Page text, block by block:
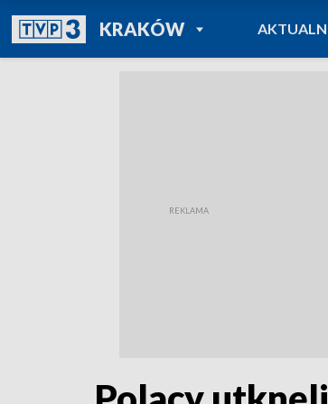
KRAKÓWPOWRÓT DO
TVP REGIONY